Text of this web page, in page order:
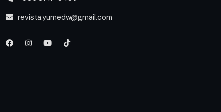
revista.yumedw@gmail.com